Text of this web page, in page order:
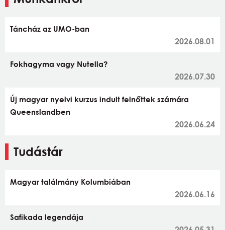
Táncház az UMO-ban
2026.08.01
Fokhagyma vagy Nutella?
2026.07.30
Új magyar nyelvi kurzus indult felnőttek számára
Queenslandben
2026.06.24
Tudástár
Magyar találmány Kolumbiában
2026.06.16
Safikada legendája